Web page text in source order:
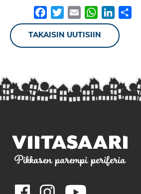
FacebookTwitterEmail WhatsApp
LinkedIn
TAKAISIN UUTISIIN
Pikkasen parempi periferia